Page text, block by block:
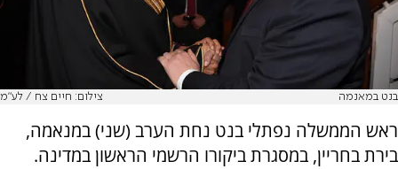
בנט במאנמה צילום: חיים צח / לע"מ
ראש הממשלה נפתלי בנט נחת הערב (שני) במנאמה,
בירת בחריין, במסגרת ביקורו הרשמי הראשון במדינה.